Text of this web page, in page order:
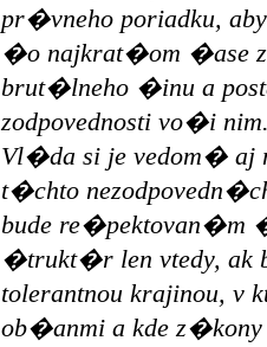
pr�vneho poriadku,
�o najkrat�om �ase
brut�lneho �inu a
zodpovednosti vo�i
Vl�da si je vedom� aj
t�chto
bude re�pektovan�m
�trukt�r len vtedy, ak
tolerantnou krajinou, v
ob�anmi a kde